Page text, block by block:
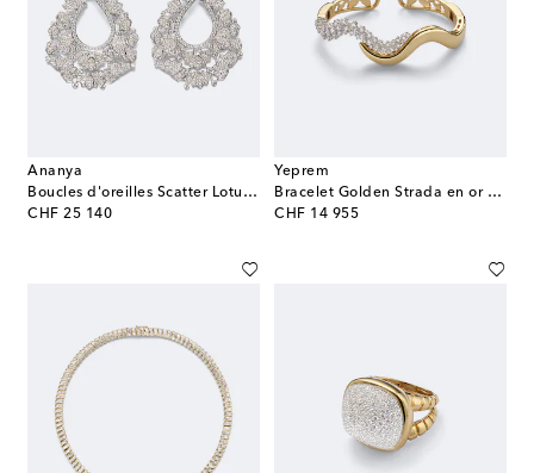
Ananya
Boucles d'oreilles Scatter Lotus en or blanc 18 ct et diamants
CHF 25 140
original price
Yeprem
Bracelet Golden Strada en or 18 ct et diamants
CHF 14 955
original price